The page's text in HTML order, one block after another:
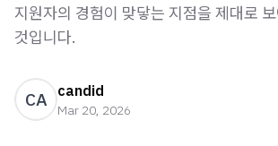
지원자의 경험이 맞닿는 지점을 제대로
것입니다.
CA candid
Mar 20, 2026